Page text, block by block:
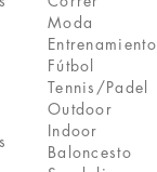
Moda
Entrenamiento
Fútbol
Tennis/Padel
Outdoor
Indoor
Baloncesto